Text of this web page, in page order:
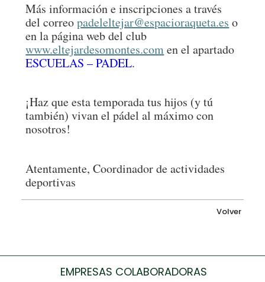
Más información e inscripciones a través
del correopadeleltejar@espacioraqueta.es o
en la página web del club
www.eltejardesomontes.comen el apartado
ESCUELAS – PADEL.
¡Haz que esta temporada tus hijos (y tú
también) vivan el pádel al máximo con
nosotros!
Atentamente, Coordinador de actividades
deportivas
Volver
EMPRESAS COLABORADORAS